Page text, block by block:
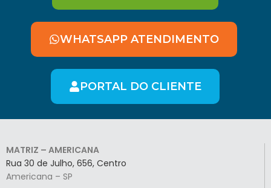
WHATSAPP ATENDIMENTO
PORTAL DO CLIENTE
MATRIZ – AMERICANA
Rua 30 de Julho, 656, Centro
Americana – SP